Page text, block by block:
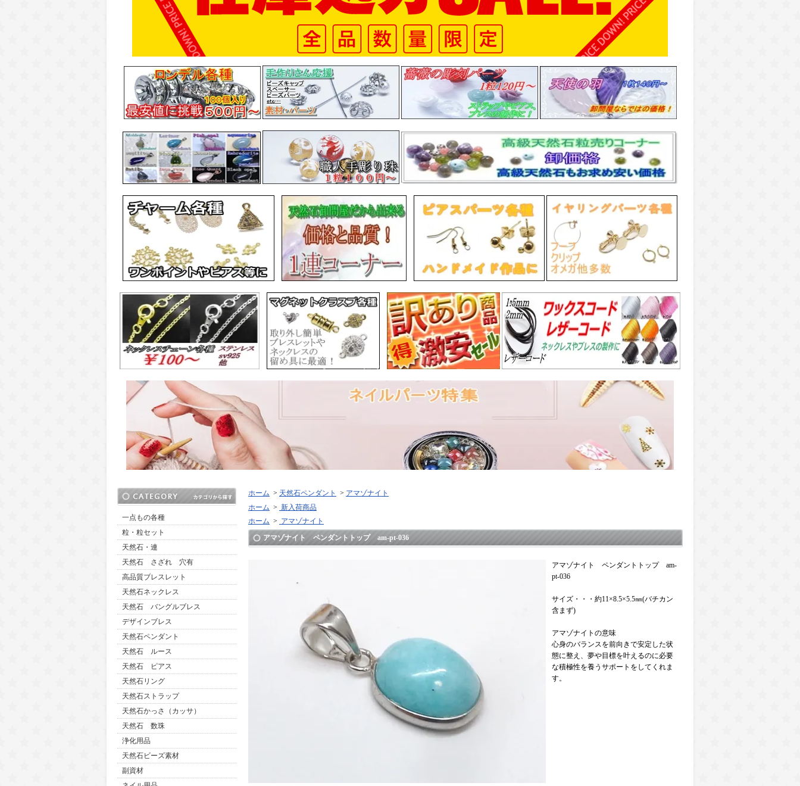
一点もの各種
粒・粒セット
天然石・連
天然石 さざれ 穴有
高品質ブレスレット
天然石ネックレス
天然石 バングルブレス
デザインブレス
天然石ペンダント
天然石 ルース
天然石 ピアス
天然石リング
天然石ストラップ
天然石かっさ（カッサ）
天然石 数珠
浄化用品
天然石ビーズ素材
副資材
ホーム > 天然石ペンダント > アマゾナイト
ホーム > 新入荷商品
ホーム > アマゾナイト
アマゾナイト ペンダントトップ am-pt-036
アマゾナイト ペンダントトップ am-
pt-036
サイズ・・・約11×8.5×5.5㎜(バチカン
含まず)
アマゾナイトの意味
心身のバランスを前向きで安定した状
態に整え、夢や目標を叶えるのに必要
な積極性を養うサポートをしてくれま
す。